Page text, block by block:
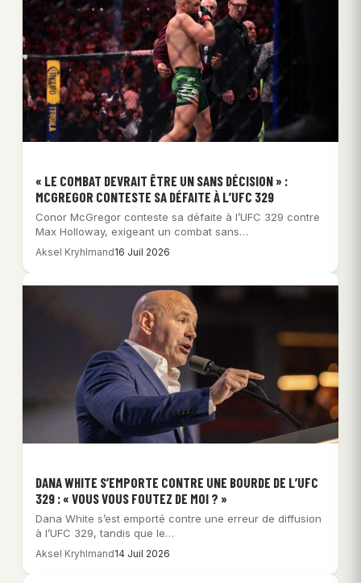
« LE COMBAT DEVRAIT ÊTRE UN SANS DÉCISION » :
MCGREGOR CONTESTE SA DÉFAITE À L’UFC 329
Conor McGregor conteste sa défaite à l’UFC 329 contre
Max Holloway, exigeant un combat sans…
Aksel Kryhlmand16 Juil 2026
DANA WHITE S’EMPORTE CONTRE UNE BOURDE DE L’UFC
329 : « VOUS VOUS FOUTEZ DE MOI ? »
Dana White s’est emporté contre une erreur de diffusion
à l’UFC 329, tandis que le…
Aksel Kryhlmand14 Juil 2026